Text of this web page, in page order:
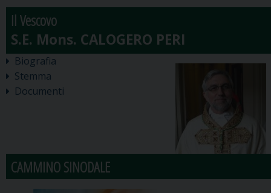
Il Vescovo
Biografia
Stemma
Documenti
CAMMINO SINODALE